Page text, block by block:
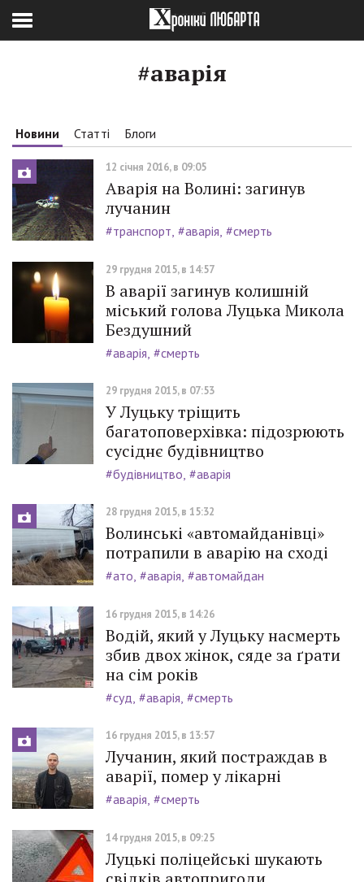
#аварія
Новини Статті Блоги
12 січня 2016, в 09:05
Аварія на Волині: загинув
лучанин
#транспорт #аварія #смерть
29 грудня 2015, в 14:57
В аварії загинув колишній
міський голова Луцька Микола
Бездушний
#аварія #смерть
29 грудня 2015, в 07:53
У Луцьку тріщить
багатоповерхівка: підозрюють
сусіднє будівництво
#будівництво #аварія
28 грудня 2015, в 15:32
Волинські «автомайданівці»
потрапили в аварію на сході
#ато #аварія #автомайдан
16 грудня 2015, в 14:26
Водій, який у Луцьку насмерть
збив двох жінок, сяде за ґрати
на сім років
#суд #аварія #смерть
16 грудня 2015, в 13:57
Лучанин, який постраждав в
аварії, помер у лікарні
#аварія #смерть
14 грудня 2015, в 09:25
Луцькі поліцейські шукають